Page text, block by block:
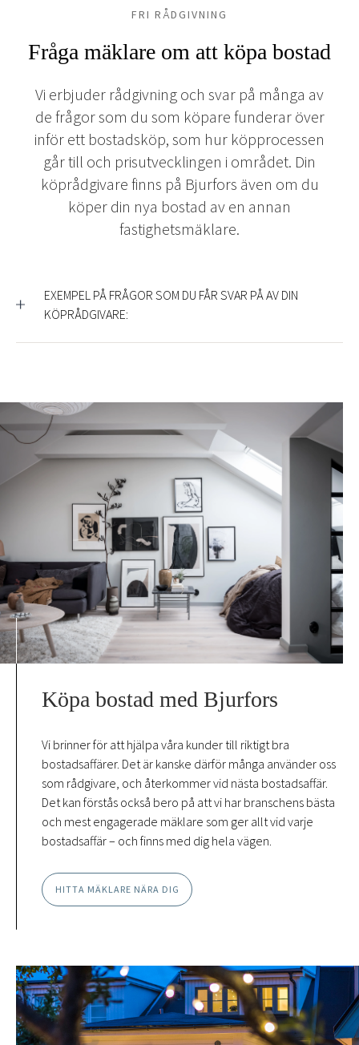
FRI RÅDGIVNING
Fråga mäklare om att köpa bostad
Vi erbjuder rådgivning och svar på många av
de frågor som du som köpare funderar över
inför ett bostadsköp, som hur köpprocessen
går till och prisutvecklingen i området. Din
köprådgivare finns på Bjurfors även om du
köper din nya bostad av en annan
fastighetsmäklare.
EXEMPEL PÅ FRÅGOR SOM DU FÅR SVAR PÅ AV DIN
KÖPRÅDGIVARE:
Köpa bostad med Bjurfors
Vi brinner för att hjälpa våra kunder till riktigt bra
bostadsaffärer. Det är kanske därför många använder oss
som rådgivare, och återkommer vid nästa bostadsaffär.
Det kan förstås också bero på att vi har branschens bästa
och mest engagerade mäklare som ger allt vid varje
bostadsaffär – och finns med dig hela vägen.
HITTA MÄKLARE NÄRA DIG